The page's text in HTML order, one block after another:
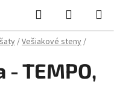
Hľadať
KOŠÍK
/Vešiakové steny/
TEMPO,